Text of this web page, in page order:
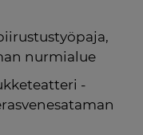
piirustustyöpaja,
nurmialue
-